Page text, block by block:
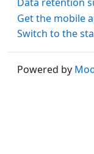
Get the mobile
Switch to the
Powered by